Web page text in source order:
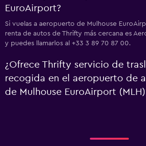
EuroAirport?
Si vuelas a aeropuerto de Mulhouse
renta de autos de Thrifty más cercana es
y puedes llamarlos al +33 3 89 70 87 00.
¿Ofrece Thrifty servicio de
recogida en el aeropuerto de
de Mulhouse EuroAirport